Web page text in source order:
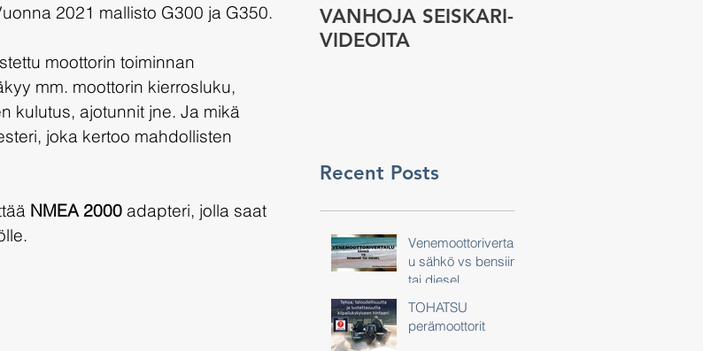
2021 mallisto G300 ja G350.
moottorin toiminnan
mm. moottorin kierrosluku,
kulutus, ajotunnit jne. Ja mikä
joka kertoo mahdollisten
NMEA 2000 adapteri, jolla saat
VANHOJA SEISKARI-
VIDEOITA
Recent Posts
Venemoottorivertail
u sähkö vs bensiini
tai diesel
TOHATSU
perämoottorit